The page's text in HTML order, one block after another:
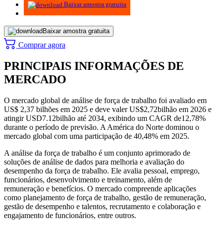
Baixar amostra gratuita
Baixar amostra gratuita
Comprar agora
PRINCIPAIS INFORMAÇÕES DE
MERCADO
O mercado global de análise de força de trabalho foi avaliado em
US$ 2,37 bilhões em 2025 e deve valer US$2,72bilhão em 2026 e
atingir USD7.12bilhão até 2034, exibindo um CAGR de12,78%
durante o período de previsão. A América do Norte dominou o
mercado global com uma participação de 40,48% em 2025.
A análise da força de trabalho é um conjunto aprimorado de
soluções de análise de dados para melhoria e avaliação do
desempenho da força de trabalho. Ele avalia pessoal, emprego,
funcionários, desenvolvimento e treinamento, além de
remuneração e benefícios. O mercado compreende aplicações
como planejamento de força de trabalho, gestão de remuneração,
gestão de desempenho e talentos, recrutamento e colaboração e
engajamento de funcionários, entre outros.